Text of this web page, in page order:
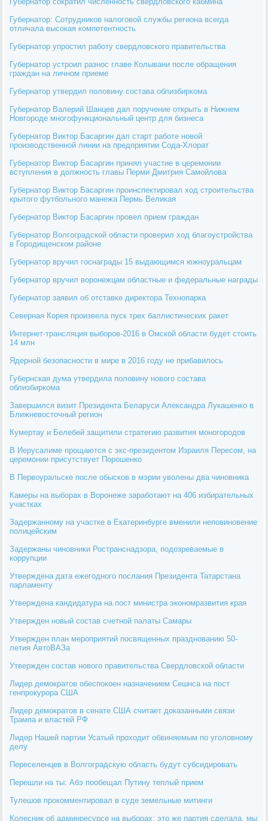
Губернатор: Сотрудников налоговой службы региона всегда
отличала высокая компетентность
Губернатор упростил работу свердловского правительства
Губернатор устроил разнос главе Колывани после обращения
граждан на личном приеме
Губернатор утвердил половину состава облизбиркома
Губернатор Валерий Шанцев дал поручение открыть в Нижнем
Новгороде многофункциональный центр для бизнеса
Губернатор Виктор Басаргин дал старт работе новой
производственной линии на предприятии Сода-Хлорат
Губернатор Виктор Басаргин принял участие в церемонии
вступления в должность главы Перми Дмитрия Самойлова
Губернатор Виктор Басаргин проинспектировал ход строительства
крытого футбольного манежа Пермь Великая
Губернатор Виктор Басаргин провел прием граждан
Губернатор Волгоградской области проверил ход благоустройства
в Городищенском районе
Губернатор вручил госнаграды 15 выдающимся южноуральцам
Губернатор вручил воронежцам областные и федеральные награды
Губернатор заявил об отставке директора Технопарка
Северная Корея произвела пуск трех баллистических ракет
Интернет-трансляция выборов-2016 в Омской области будет стоить
14 млн
Ядерной безопасности в мире в 2016 году не прибавилось
Губернская дума утвердила половину нового состава
облизбиркома
Завершился визит Президента Беларуси Александра Лукашенко в
Ближневосточный регион
Кумертау и Белебей защитили стратегию развития моногородов
В Иерусалиме прощаются с экс-президентом Израиля Пересом, на
церемонии присутствует Порошенко
В Первоуральске после обысков в мэрии уволены два чиновника
Камеры на выборах в Воронеже заработают на 406 избирательных
участках
Задержанному на участке в Екатеринбурге вменили неповиновение
полицейским
Задержаны чиновники Ространснадзора, подозреваемые в
коррупции
Утверждена дата ежегодного послания Президента Татарстана
парламенту
Утверждена кандидатура на пост министра экономразвития края
Утвержден новый состав счетной палаты Самары
Утвержден план мероприятий посвященных празднованию 50-
летия АвтоВАЗа
Утвержден состав нового правительства Свердловской области
Лидер демократов обеспокоен назначением Сешнса на пост
генпрокурора США
Лидер демократов в сенате США считает доказанными связи
Трампа и властей РФ
Лидер Нашей партии Усатый проходит обвиняемым по уголовному
делу
Переселенцев в Волгоградскую область будут субсидировать
Перешли на ты: Абэ пообещал Путину теплый прием
Тулешов прокомментировал в суде земельные митинги
Колесник об админресурсе на выборах: это же партия сделала, мы